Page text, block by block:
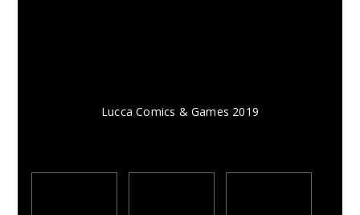
Lucca Comics & Games 2019